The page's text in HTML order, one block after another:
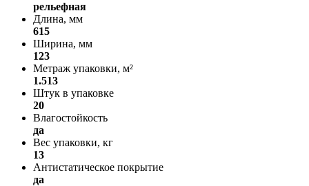
рельефная
Длина, мм
615
Ширина, мм
123
Метраж упаковки, м²
1.513
Штук в упаковке
20
Влагостойкость
да
Вес упаковки, кг
13
Антистатическое покрытие
да